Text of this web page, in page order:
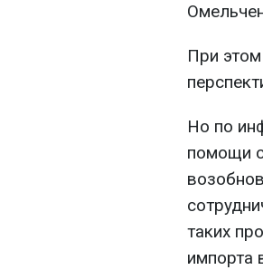
При
Но по
помощи
таких
импорта